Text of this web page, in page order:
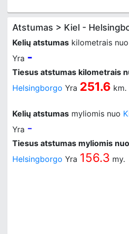
Atstumas > Kiel -
Kelių atstumas kilometrais nuo
Yra -
Tiesus atstumas kilometrais
Helsingborgo Yra 251.6 km.
Kelių atstumas myliomis nuo
Yra -
Tiesus atstumas myliomis nuo
Helsingborgo Yra 156.3 my.